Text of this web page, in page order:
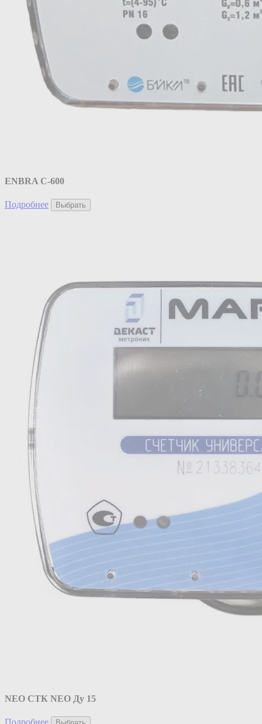
ENBRA C-600
Подробнее Выбрать
NEO CТК NEO Ду 15